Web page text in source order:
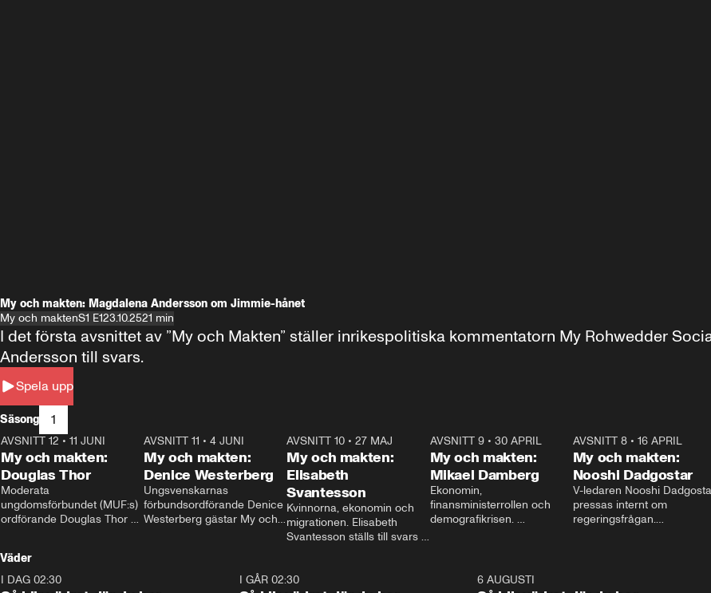
My och makten: Magdalena Andersson om Jimmie-hånet
My och maktenS1 E123.10.2521 min
Spela upp
I det första avsnittet av ”My och Makten” ställer inrikespolitiska kommentatorn My Rohwedder
Andersson till svars.
Säsong 1
26:27
AVSNITT 12 • 11 JUNI
My och makten:
Douglas Thor
Moderata
ungdomsförbundet (MUF:s)
ordförande Douglas Thor
tonårsutvisningarna och hur
Moderaterna ska locka
23:40
AVSNITT 11 •4 JUNI
My och makten:
Denice Westerberg
Ungsvenskarnas
förbundsordförande Denice
Westerberg gästar My och
AVSNITT 10 •27 MAJ
My och makten:
Elisabeth
Svantesson
Kvinnorna, ekonomin och
migrationen. Elisabeth
Svantesson ställs till svars
AVSNITT 9• 30 APRIL
My och makten:
Mikael Damberg
Ekonomin,
finansministerrollen och
demografikrisen.
och Makten.
AVSNITT 8• 16 APRIL
My och makten:
Nooshi Dadgostar
V-ledaren Nooshi
pressas internt om
regeringsfrågan.
Väder
I DAG 02:30 1:06
I GÅR 02:30 6 AUGUSTI